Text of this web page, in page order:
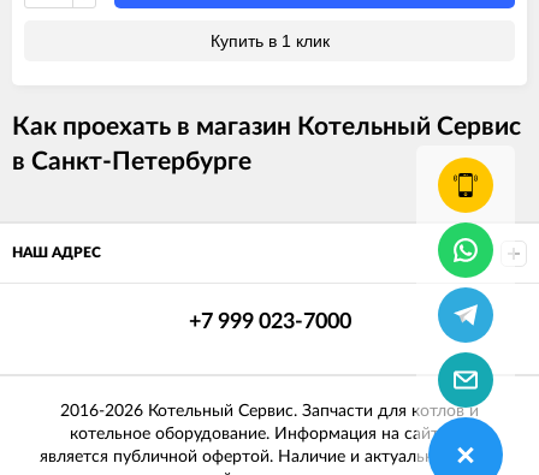
Купить в 1 клик
Как проехать в магазин Котельный Сервис
в Санкт-Петербурге
НАШ АДРЕС
+7 999 023-7000
2016-2026 Котельный Сервис. Запчасти для котлов и
котельное оборудование. Информация на сайте не
является публичной офертой. Наличие и актуальные цены